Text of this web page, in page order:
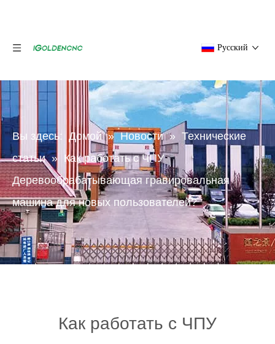
Pусский
Вы здесь: Домой » Новости » Технические
статьи » Как работать с ЧПУ
Деревообрабатывающая гравировальная
машина для новых пользователей?
Как работать с ЧПУ